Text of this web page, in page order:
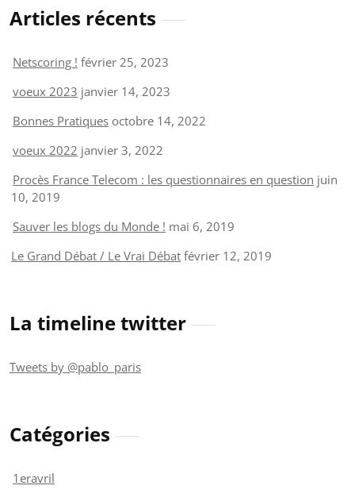
Articles récents
Netscoring ! février 25, 2023
voeux 2023 janvier 14, 2023
Bonnes Pratiques octobre 14, 2022
voeux 2022 janvier 3, 2022
Procès France Telecom : les questionnaires en question juin
10, 2019
Sauver les blogs du Monde ! mai 6, 2019
Le Grand Débat / Le Vrai Débat février 12, 2019
La timeline twitter
Tweets by @pablo_paris
Catégories
1eravril